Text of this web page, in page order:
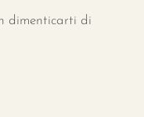
dimenticarti di